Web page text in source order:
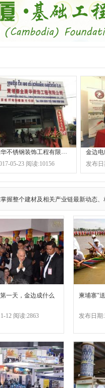
05-23 阅读:10156
金边
发布日
握整个建材及相关产业链最新动态
一天，金边成什么
12 阅读:2863
柬埔寨"
发布日期